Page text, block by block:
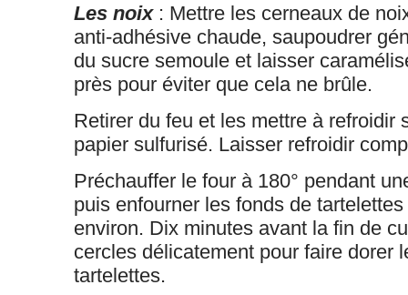
Les noix: Mettre les cerneaux de
anti-adhésive chaude, saupoudrer
du sucre semoule et laisser
près pour éviter que cela ne brûle.
Retirer du feu et les mettre à refroidir
papier sulfurisé. Laisser refroidir
Préchauffer le four à 180° pendant
puis enfourner les fonds de
environ. Dix minutes avant la fin de
cercles délicatement pour faire dorer
tartelettes.